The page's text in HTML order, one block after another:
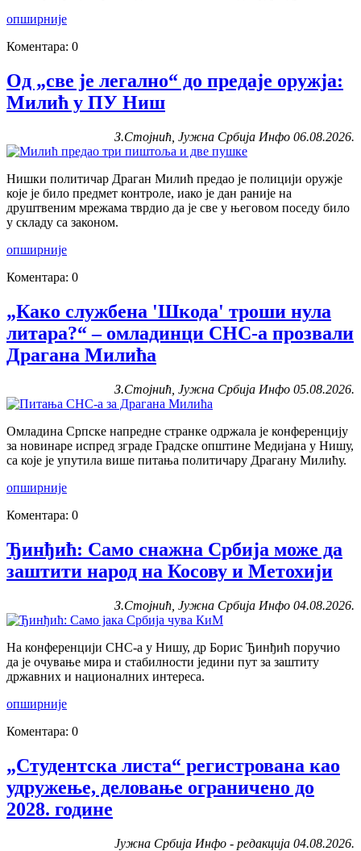
опширније
Коментара: 0
Од „све је легално“ до предаје оружја:
Милић у ПУ Ниш
З.Стојнић, Јужна Србија Инфо 06.08.2026.
Нишки политичар Драган Милић предао је полицији оружје
које је било предмет контроле, иако је дан раније на
друштвеним мрежама тврдио да је све у његовом поседу било
у складу са законом.
опширније
Коментара: 0
„Како службена 'Шкода' троши нула
литара?“ – омладинци СНС-а прозвали
Драгана Милића
З.Стојнић, Јужна Србија Инфо 05.08.2026.
Омладина Српске напредне странке одржала је конференцију
за новинаре испред зграде Градске општине Медијана у Нишу,
са које је упутила више питања политичару Драгану Милићу.
опширније
Коментара: 0
Ђинђић: Само снажна Србија може да
заштити народ на Косову и Метохији
З.Стојнић, Јужна Србија Инфо 04.08.2026.
На конференцији СНС-а у Нишу, др Борис Ђинђић поручио
да је очување мира и стабилности једини пут за заштиту
државних и националних интереса.
опширније
Коментара: 0
„Студентска листа“ регистрована као
удружење, деловање ограничено до
2028. године
Јужна Србија Инфо - редакција 04.08.2026.